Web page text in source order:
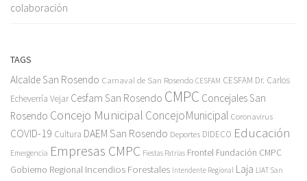
colaboración
TAGS
Alcalde San Rosendo Carnaval de San Rosendo CESFAM CESFAM Dr. Carlos
Echeverría Vejar Cesfam San Rosendo CMPC Concejales San
Rosendo Concejo Municipal ConcejoMunicipal Coronavirus
COVID-19 Cultura DAEM San Rosendo Deportes DIDECO Educación
Emergencia Empresas CMPC Fiestas Patrias Frontel Fundación CMPC
Gobierno Regional Incendios Forestales Intendente Regional Laja LIAT San